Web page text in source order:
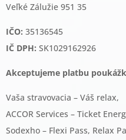
Veľké Zálužie 951 35
IČO: 35136545
IČ DPH: SK1029162926
Akceptujeme platbu
Vaša stravovacia – Váš relax,
ACCOR Services – Ticket
Sodexho – Flexi Pass, Relax